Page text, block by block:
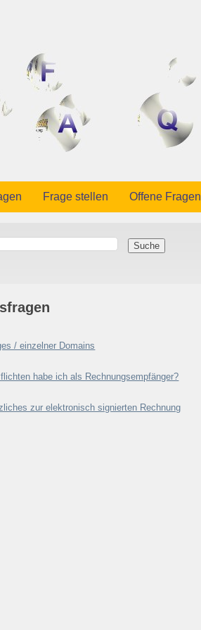
Frage stellen Offene Fragen
/ einzelner Domains
habe ich als Rechnungsempfänger?
zur elektronisch signierten Rechnung